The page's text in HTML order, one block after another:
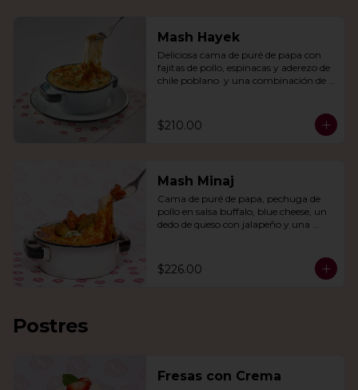
Mash Hayek
Deliciosa cama de puré de papa con
fajitas de pollo, espinacas y aderezo de
chile poblano  y una combinación de
$210.00
Mash Minaj
Cama de puré de papa, pechuga de
pollo en salsa buffalo, blue cheese, un
dedo de queso con jalapeño y una
$226.00
Postres
Fresas con Crema